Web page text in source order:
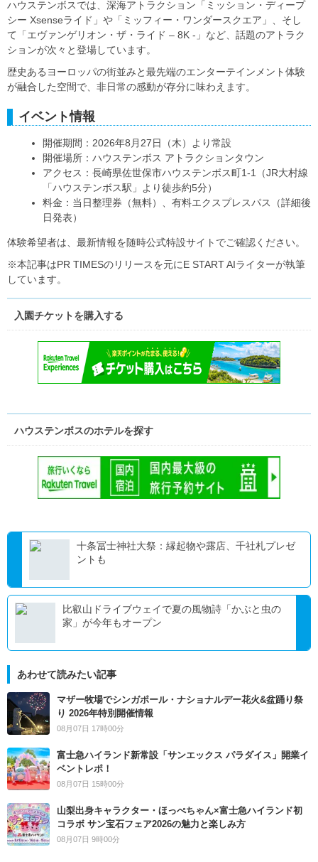
ハウステンボスでは、深海アトラクション「ミッション・ディープ
シー Xsenseライド」や「ミッフィー・ワンダースクエア」、そし
て「エヴァンゲリオン・ザ・ライド – 8K -」など、話題のアトラク
ションが次々と登場しています。
歴史あるヨーロッパの街並みと最先端のエンターテインメント体験
が融合した空間で、非日常の感動が存分に味わえます。
イベント情報
開催期間：2026年8月27日（木）より常設
開催場所：ハウステンボス アトラクションタウン
アクセス：長崎県佐世保市ハウステンボス町1-1（JR大村線
「ハウステンボス駅」より徒歩約5分）
料金：当日整理券（無料）、有料エクスプレスパス（詳細後
日発表）
体験希望者は、最新情報を随時公式特設サイトでご確認ください。
※本記事はPR TIMESのリリースを元にE START AIライターが執筆
しています。
入園チケットを購入する
ハウステンボスのホテルを探す
十条冨士神社大祭：縁起物や露店、千社札プレゼ
ントも
比叡山ドライブウェイで夏の風物詩「かぶと虫の
家」が今年もオープン
あわせて読みたい記事
マザー牧場でシンガポール・ナショナルデー花火&盆踊り祭
り 2026年特別開催情報
08月07日 17時00分
富士急ハイランド新常設「サンエックス パラダイス」開業イ
ベントレポ！
08月07日 15時00分
山梨出身キャラクター・ほっぺちゃん×富士急ハイランド初
コラボ サン宝石フェア2026の魅力と楽しみ方
08月07日 9時00分